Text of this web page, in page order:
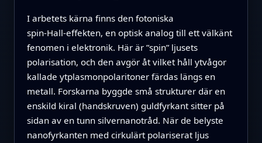
I arbetets kärna finns den fotoniska
spin‑Hall‑effekten, en optisk analog till ett välkänt
fenomen i elektronik. Här är ”spin” ljusets
polarisation, och den avgör åt vilket håll ytvågor
kallade ytplasmonpolaritoner färdas längs en
metall. Forskarna byggde små strukturer där en
enskild kiral (handskruven) guldfyrkant sitter på
sidan av en tunn silvernanotråd. När de belyste
nanofyrkanten med cirkulärt polariserat ljus